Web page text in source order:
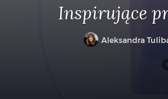
Inspirujące
Aleksandra